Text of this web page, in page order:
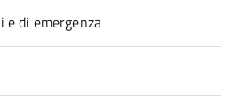
di emergenza